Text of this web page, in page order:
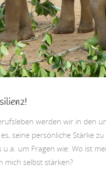
werden wir in den
seine persönliche Stärke
um Fragen wie: Wo ist
mich selbst stärken?